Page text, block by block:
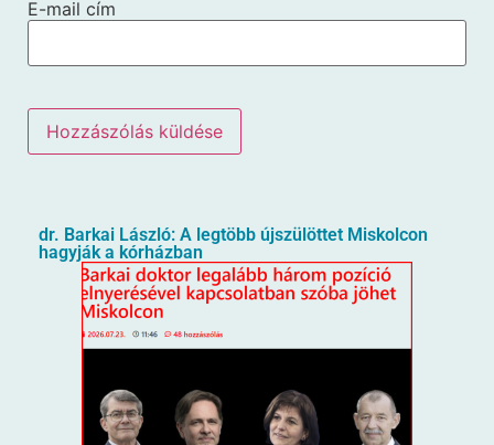
E-mail cím
dr. Barkai László: A legtöbb újszülöttet Miskolcon
hagyják a kórházban